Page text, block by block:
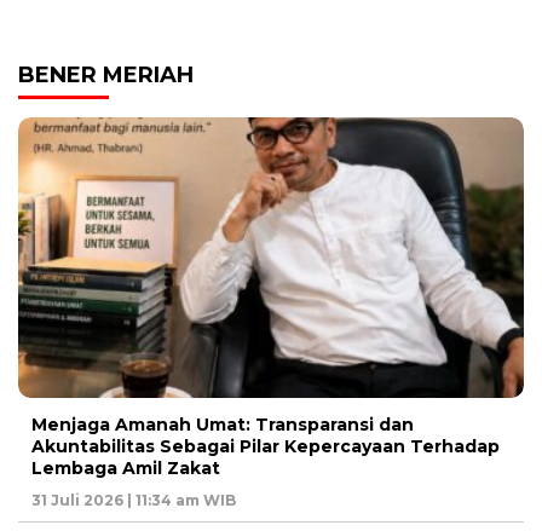
BENER MERIAH
Menjaga Amanah Umat: Transparansi dan
Akuntabilitas Sebagai Pilar Kepercayaan Terhadap
Lembaga Amil Zakat
31 Juli 2026 | 11:34 am WIB